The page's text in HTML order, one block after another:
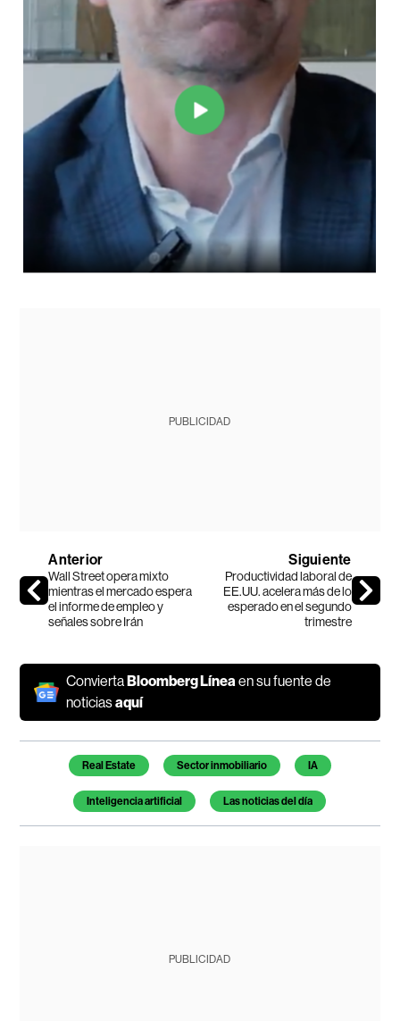
PUBLICIDAD
Anterior
Wall Street opera mixto
mientras el mercado espera
el informe de empleo y
señales sobre Irán
Siguiente
Productividad laboral de
EE.UU. acelera más de lo
esperado en el segundo
trimestre
ConviertaBloomberg Líneaen su fuente de
noticiasaquí
Temas de este artículo
Real Estate Sector inmobiliario IA
Inteligencia artificial Las noticias del día
PUBLICIDAD